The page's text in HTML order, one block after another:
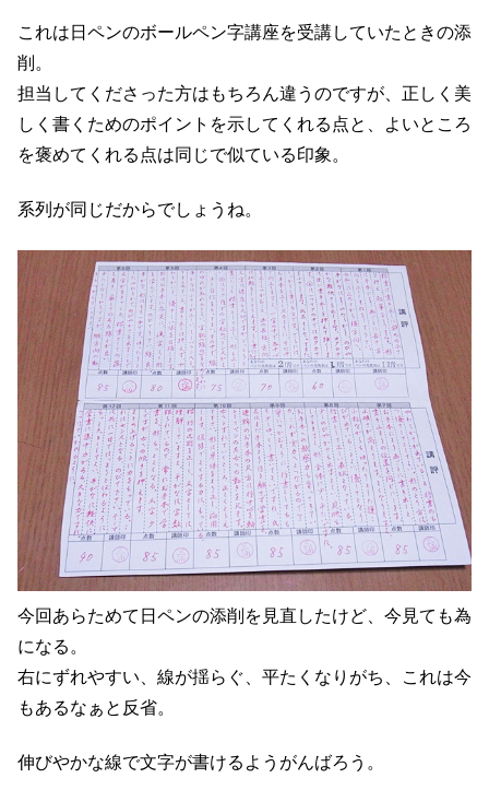
これは日ペンのボールペン字講座を受講していたときの添
削。
担当してくださった方はもちろん違うのですが、正しく美
しく書くためのポイントを示してくれる点と、よいところ
を褒めてくれる点は同じで似ている印象。
系列が同じだからでしょうね。
今回あらためて日ペンの添削を見直したけど、今見ても為
になる。
右にずれやすい、線が揺らぐ、平たくなりがち、これは今
もあるなぁと反省。
伸びやかな線で文字が書けるようがんばろう。